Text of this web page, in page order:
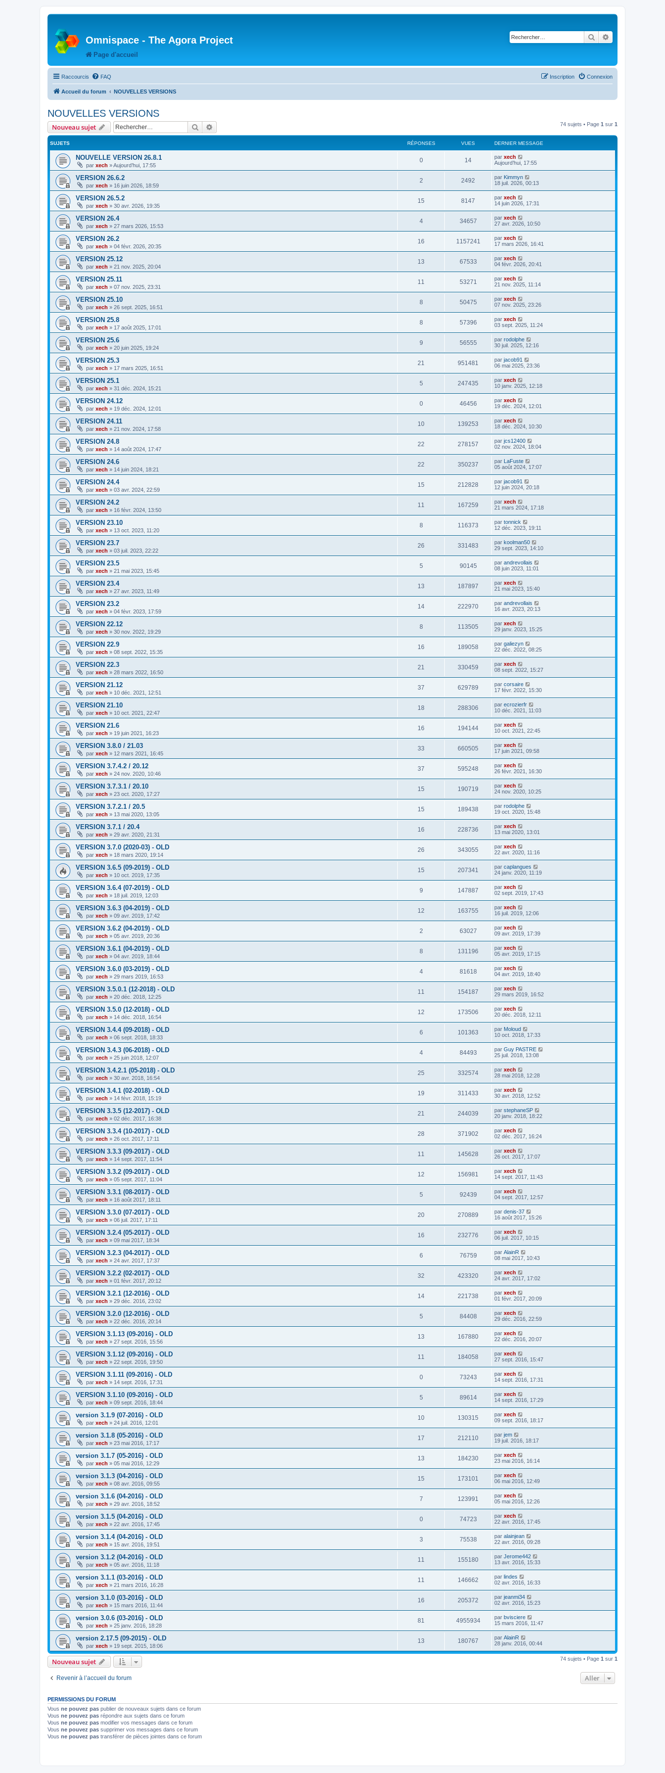
Omnispace - The Agora Project
Page d'accueil
Rechercher
Raccourcis FAQ Connexion
Inscription
Accueil du forum NOUVELLES VERSIONS
NOUVELLES VERSIONS
Nouveau sujet Rechercher 74 sujets • Page 1 sur 1
SUJETS RÉPONSES VUES DERNIER MESSAGE
NOUVELLE VERSION 26.8.1
par xech »Aujourd’hui, 17:55
0 14 par xech
Aujourd’hui, 17:55
VERSION 26.6.2
par xech » 16 juin 2026, 18:59
2 2492 par Kimmyn
18 juil. 2026, 00:13
VERSION 26.5.2
par xech » 30 avr. 2026, 19:35
15 8147 par xech
14 juin 2026, 17:31
VERSION 26.4
par xech » 27 mars 2026, 15:53
4 34657 par xech
27 avr. 2026, 10:50
VERSION 26.2
par xech » 04 févr. 2026, 20:35
16 1157241 par xech
17 mars 2026, 16:41
VERSION 25.12
par xech » 21 nov. 2025, 20:04
13 67533 par xech
04 févr. 2026, 20:41
VERSION 25.11
par xech » 07 nov. 2025, 23:31
11 53271 par xech
21 nov. 2025, 11:14
VERSION 25.10
par xech » 26 sept. 2025, 16:51
8 50475 par xech
07 nov. 2025, 23:26
VERSION 25.8
par xech » 17 août 2025, 17:01
8 57396 par xech
03 sept. 2025, 11:24
VERSION 25.6
par xech » 20 juin 2025, 19:24
9 56555 par rodolphe
30 juil. 2025, 12:16
VERSION 25.3
par xech » 17 mars 2025, 16:51
21 951481 par jacob91
06 mai 2025, 23:36
VERSION 25.1
par xech » 31 déc. 2024, 15:21
5 247435 par xech
10 janv. 2025, 12:18
VERSION 24.12
par xech » 19 déc. 2024, 12:01
0 46456 par xech
19 déc. 2024, 12:01
VERSION 24.11
par xech » 21 nov. 2024, 17:58
10 139253 par xech
18 déc. 2024, 10:30
VERSION 24.8
par xech » 14 août 2024, 17:47
22 278157 par jcs12400
02 nov. 2024, 18:04
VERSION 24.6
par xech » 14 juin 2024, 18:21
22 350237 par LaFuste
05 août 2024, 17:07
VERSION 24.4
par xech » 03 avr. 2024, 22:59
15 212828 par jacob91
12 juin 2024, 20:18
VERSION 24.2
par xech » 16 févr. 2024, 13:50
11 167259 par xech
21 mars 2024, 17:18
VERSION 23.10
par xech » 13 oct. 2023, 11:20
8 116373 par tonnick
12 déc. 2023, 19:11
VERSION 23.7
par xech » 03 juil. 2023, 22:22
26 331483 par koolman50
29 sept. 2023, 14:10
VERSION 23.5
par xech » 21 mai 2023, 15:45
5 90145 par andrevollais
08 juin 2023, 11:01
VERSION 23.4
par xech » 27 avr. 2023, 11:49
13 187897 par xech
21 mai 2023, 15:40
VERSION 23.2
par xech » 04 févr. 2023, 17:59
14 222970 par andrevollais
16 avr. 2023, 20:13
VERSION 22.12
par xech » 30 nov. 2022, 19:29
8 113505 par xech
29 janv. 2023, 15:25
VERSION 22.9
par xech » 08 sept. 2022, 15:35
16 189058 par galiezyn
22 déc. 2022, 08:25
VERSION 22.3
par xech » 28 mars 2022, 16:50
21 330459 par xech
08 sept. 2022, 15:27
VERSION 21.12
par xech » 10 déc. 2021, 12:51
37 629789 par corsaire
17 févr. 2022, 15:30
VERSION 21.10
par xech » 10 oct. 2021, 22:47
18 288306 par ecrozierfr
10 déc. 2021, 11:03
VERSION 21.6
par xech » 19 juin 2021, 16:23
16 194144 par xech
10 oct. 2021, 22:45
VERSION 3.8.0 / 21.03
par xech » 12 mars 2021, 16:45
33 660505 par xech
17 juin 2021, 09:58
VERSION 3.7.4.2 / 20.12
par xech » 24 nov. 2020, 10:46
37 595248 par xech
26 févr. 2021, 16:30
VERSION 3.7.3.1 / 20.10
par xech » 23 oct. 2020, 17:27
15 190719 par xech
24 nov. 2020, 10:25
VERSION 3.7.2.1 / 20.5
par xech » 13 mai 2020, 13:05
15 189438 par rodolphe
19 oct. 2020, 15:48
VERSION 3.7.1 / 20.4
par xech » 29 avr. 2020, 21:31
16 228736 par xech
13 mai 2020, 13:01
VERSION 3.7.0 (2020-03) - OLD
par xech » 18 mars 2020, 19:14
26 343055 par xech
22 avr. 2020, 11:16
VERSION 3.6.5 (09-2019) - OLD
par xech » 10 oct. 2019, 17:35
15 207341 par caplangues
24 janv. 2020, 11:19
VERSION 3.6.4 (07-2019) - OLD
par xech » 18 juil. 2019, 12:03
9 147887 par xech
02 sept. 2019, 17:43
VERSION 3.6.3 (04-2019) - OLD
par xech » 09 avr. 2019, 17:42
12 163755 par xech
16 juil. 2019, 12:06
VERSION 3.6.2 (04-2019) - OLD
par xech » 05 avr. 2019, 20:36
2 63027 par xech
09 avr. 2019, 17:39
VERSION 3.6.1 (04-2019) - OLD
par xech » 04 avr. 2019, 18:44
8 131196 par xech
05 avr. 2019, 17:15
VERSION 3.6.0 (03-2019) - OLD
par xech » 29 mars 2019, 16:53
4 81618 par xech
04 avr. 2019, 18:40
VERSION 3.5.0.1 (12-2018) - OLD
par xech » 20 déc. 2018, 12:25
11 154187 par xech
29 mars 2019, 16:52
VERSION 3.5.0 (12-2018) - OLD
par xech » 14 déc. 2018, 16:54
12 173506 par xech
20 déc. 2018, 12:11
VERSION 3.4.4 (09-2018) - OLD
par xech » 06 sept. 2018, 18:33
6 101363 par Moloud
10 oct. 2018, 17:33
VERSION 3.4.3 (06-2018) - OLD
par xech » 25 juin 2018, 12:07
4 84493 par Guy PASTRE
25 juil. 2018, 13:08
VERSION 3.4.2.1 (05-2018) - OLD
par xech » 30 avr. 2018, 16:54
25 332574 par xech
28 mai 2018, 12:28
VERSION 3.4.1 (02-2018) - OLD
par xech » 14 févr. 2018, 15:19
19 311433 par xech
30 avr. 2018, 12:52
VERSION 3.3.5 (12-2017) - OLD
par xech » 02 déc. 2017, 16:38
21 244039 par stephaneSP
20 janv. 2018, 18:22
VERSION 3.3.4 (10-2017) - OLD
par xech » 26 oct. 2017, 17:11
28 371902 par xech
02 déc. 2017, 16:24
VERSION 3.3.3 (09-2017) - OLD
par xech » 14 sept. 2017, 11:54
11 145628 par xech
26 oct. 2017, 17:07
VERSION 3.3.2 (09-2017) - OLD
par xech » 05 sept. 2017, 11:04
12 156981 par xech
14 sept. 2017, 11:43
VERSION 3.3.1 (08-2017) - OLD
par xech » 16 août 2017, 18:11
5 92439 par xech
04 sept. 2017, 12:57
VERSION 3.3.0 (07-2017) - OLD
par xech » 06 juil. 2017, 17:11
20 270889 par denis-37
16 août 2017, 15:26
VERSION 3.2.4 (05-2017) - OLD
par xech » 09 mai 2017, 18:34
16 232776 par xech
06 juil. 2017, 10:15
VERSION 3.2.3 (04-2017) - OLD
par xech » 24 avr. 2017, 17:37
6 76759 par AlainR
08 mai 2017, 10:43
VERSION 3.2.2 (02-2017) - OLD
par xech » 01 févr. 2017, 20:12
32 423320 par xech
24 avr. 2017, 17:02
VERSION 3.2.1 (12-2016) - OLD
par xech » 29 déc. 2016, 23:02
14 221738 par xech
01 févr. 2017, 20:09
VERSION 3.2.0 (12-2016) - OLD
par xech » 22 déc. 2016, 20:14
5 84408 par xech
29 déc. 2016, 22:59
VERSION 3.1.13 (09-2016) - OLD
par xech » 27 sept. 2016, 15:56
13 167880 par xech
22 déc. 2016, 20:07
VERSION 3.1.12 (09-2016) - OLD
par xech » 22 sept. 2016, 19:50
11 184058 par xech
27 sept. 2016, 15:47
VERSION 3.1.11 (09-2016) - OLD
par xech » 14 sept. 2016, 17:31
0 73243 par xech
14 sept. 2016, 17:31
VERSION 3.1.10 (09-2016) - OLD
par xech » 09 sept. 2016, 18:44
5 89614 par xech
14 sept. 2016, 17:29
version 3.1.9 (07-2016) - OLD
par xech » 24 juil. 2016, 12:01
10 130315 par xech
09 sept. 2016, 18:17
version 3.1.8 (05-2016) - OLD
par xech » 23 mai 2016, 17:17
17 212110 par jem
19 juil. 2016, 18:17
version 3.1.7 (05-2016) - OLD
par xech » 05 mai 2016, 12:29
13 184230 par xech
23 mai 2016, 16:14
version 3.1.3 (04-2016) - OLD
par xech » 08 avr. 2016, 09:55
15 173101 par xech
06 mai 2016, 12:49
version 3.1.6 (04-2016) - OLD
par xech » 29 avr. 2016, 18:52
7 123991 par xech
05 mai 2016, 12:26
version 3.1.5 (04-2016) - OLD
par xech » 22 avr. 2016, 17:45
0 74723 par xech
22 avr. 2016, 17:45
version 3.1.4 (04-2016) - OLD
par xech » 15 avr. 2016, 19:51
3 75538 par alainjean
22 avr. 2016, 09:28
version 3.1.2 (04-2016) - OLD
par xech » 05 avr. 2016, 11:18
11 155180 par Jerome442
13 avr. 2016, 15:33
version 3.1.1 (03-2016) - OLD
par xech » 21 mars 2016, 16:28
11 146662 par lindes
02 avr. 2016, 16:33
version 3.1.0 (03-2016) - OLD
par xech » 15 mars 2016, 11:44
16 205372 par jeanmi34
02 avr. 2016, 15:23
version 3.0.6 (03-2016) - OLD
par xech » 25 janv. 2016, 18:28
81 4955934 par bvisciere
15 mars 2016, 11:47
version 2.17.5 (09-2015) - OLD
par xech » 19 sept. 2015, 18:06
13 180767 par AlainR
28 janv. 2016, 00:44
Nouveau sujet 74 sujets • Page 1 sur 1
Revenir à l’accueil du forum Aller
PERMISSIONS DU FORUM
Vous ne pouvez pas publier de nouveaux sujets dans ce forum
Vous ne pouvez pas répondre aux sujets dans ce forum
Vous ne pouvez pas modifier vos messages dans ce forum
Vous ne pouvez pas supprimer vos messages dans ce forum
Vous ne pouvez pas transférer de pièces jointes dans ce forum